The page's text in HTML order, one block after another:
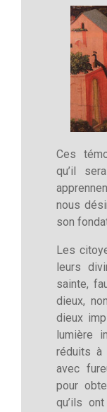
Ces
qu’il
nous
son
Les
leurs
sainte,
dieux,
dieux
lumière
réduits à
avec
pour
qu’ils